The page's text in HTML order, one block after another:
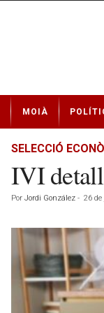
t
MOIÀ
SELECCIÓ
IVI
Por Jordi González - 26